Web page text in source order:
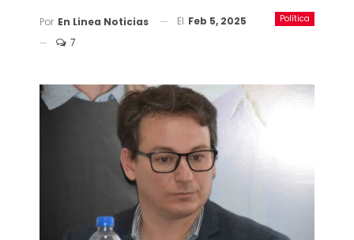
Política
Por En Linea Noticias El Feb 5, 2025
7